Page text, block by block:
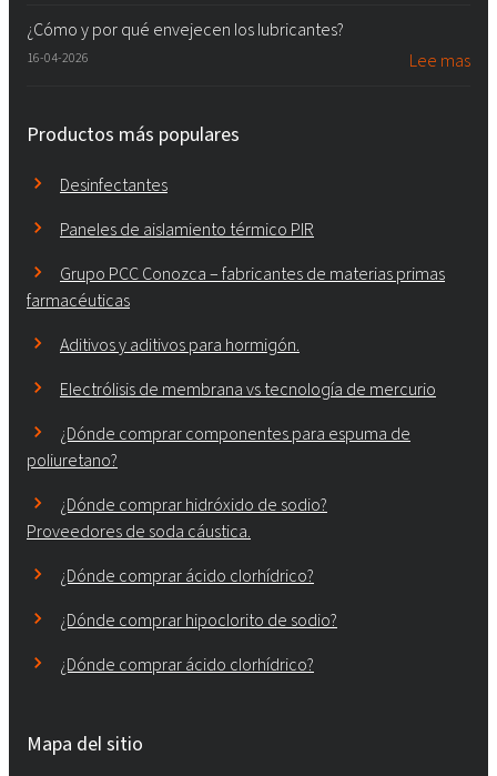
¿Cómo y por qué envejecen los lubricantes?
16-04-2026 Lee mas
Productos más populares
Desinfectantes
Paneles de aislamiento térmico PIR
Grupo PCC Conozca – fabricantes de materias primas
farmacéuticas
Aditivos y aditivos para hormigón.
Electrólisis de membrana vs tecnología de mercurio
¿Dónde comprar componentes para espuma de
poliuretano?
¿Dónde comprar hidróxido de sodio?
Proveedores de soda cáustica.
¿Dónde comprar ácido clorhídrico?
¿Dónde comprar hipoclorito de sodio?
¿Dónde comprar ácido clorhídrico?
Mapa del sitio